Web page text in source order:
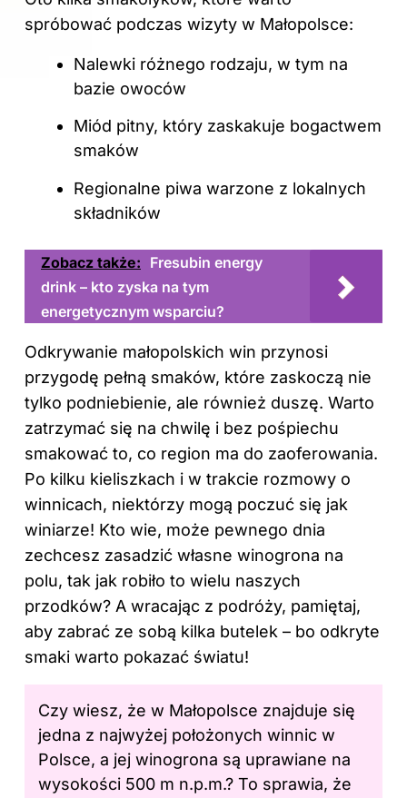
spróbować podczas wizyty w Małopolsce:
Nalewki różnego rodzaju, w tym na
bazie owoców
Miód pitny, który zaskakuje bogactwem
smaków
Regionalne piwa warzone z lokalnych
składników
Zobacz także: Fresubin energy
drink – kto zyska na tym
energetycznym wsparciu?
Odkrywanie małopolskich win przynosi
przygodę pełną smaków, które zaskoczą nie
tylko podniebienie, ale również duszę. Warto
zatrzymać się na chwilę i bez pośpiechu
smakować to, co region ma do zaoferowania.
Po kilku kieliszkach i w trakcie rozmowy o
winnicach, niektórzy mogą poczuć się jak
winiarze! Kto wie, może pewnego dnia
zechcesz zasadzić własne winogrona na
polu, tak jak robiło to wielu naszych
przodków? A wracając z podróży, pamiętaj,
aby zabrać ze sobą kilka butelek – bo odkryte
smaki warto pokazać światu!
Czy wiesz, że w Małopolsce znajduje się
jedna z najwyżej położonych winnic w
Polsce, a jej winogrona są uprawiane na
wysokości 500 m n.p.m.? To sprawia, że